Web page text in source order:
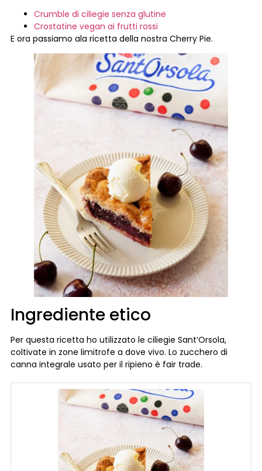
Crumble di ciliegie senza glutine
Crostatine vegan ai frutti rossi
E ora passiamo ala ricetta della nostra Cherry Pie.
Ingrediente etico
Per questa ricetta ho utilizzato le ciliegie Sant’Orsola,
coltivate in zone limitrofe a dove vivo. Lo zucchero di
canna integrale usato per il ripieno è fair trade.